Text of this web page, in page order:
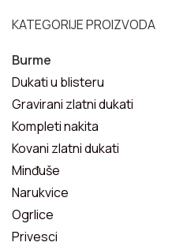
Ogrlice
Prstenje
Minđuše
Privesci
Narukvice
Kompleti nakita
KATEGORIJE PROIZVODA
Burme
Dukati u blisteru
Gravirani zlatni dukati
Kompleti nakita
Kovani zlatni dukati
Minđuše
Narukvice
Ogrlice
Privesci